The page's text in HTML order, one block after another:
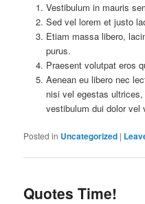
Vestibulum in mauris
Sed vel lorem et justo
Etiam massa libero,
purus.
Praesent volutpat eros
Aenean eu libero nec
nisi vel egestas
vestibulum dui dolor vel
Posted in Uncategorized |
Quotes Time!